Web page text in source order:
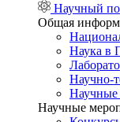
Научный
Общая
Наука в
Научно-
Научные